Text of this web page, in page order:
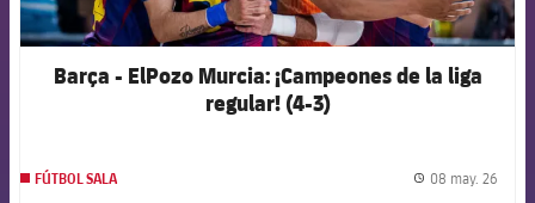
Barça - ElPozo Murcia: ¡Campeones de la liga
regular! (4-3)
FÚTBOL SALA 08 may. 26